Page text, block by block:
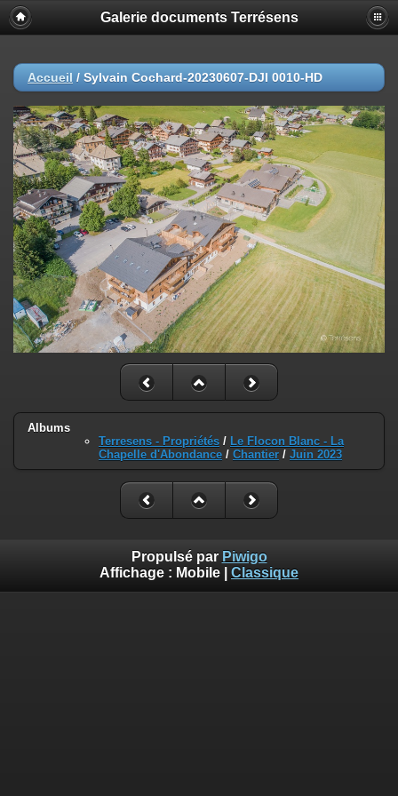
Galerie documents Terrésens
Accueil / Sylvain Cochard-20230607-DJI 0010-HD
Albums
Terresens - Propriétés / Le Flocon Blanc - La
Chapelle d'Abondance / Chantier / Juin 2023
Propulsé par Piwigo
Affichage : Mobile Classique